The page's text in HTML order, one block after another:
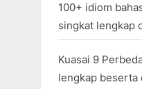
100+ idiom
singkat lengkap
Kuasai 9
lengkap beserta